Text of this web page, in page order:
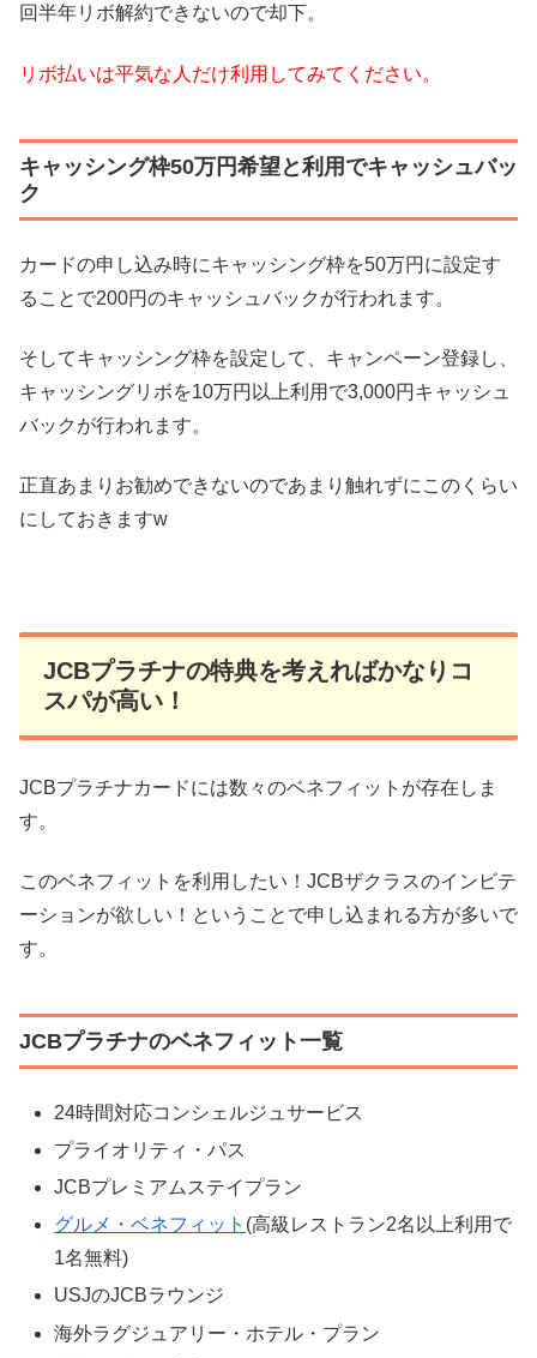
回半年リボ解約できないので却下。
リボ払いは平気な人だけ利用してみてください。
キャッシング枠50万円希望と利用でキャッシュバッ
ク
カードの申し込み時にキャッシング枠を50万円に設定す
ることで200円のキャッシュバックが行われます。
そしてキャッシング枠を設定して、キャンペーン登録し、
キャッシングリボを10万円以上利用で3,000円キャッシュ
バックが行われます。
正直あまりお勧めできないのであまり触れずにこのくらい
にしておきますw
JCBプラチナの特典を考えればかなりコ
スパが高い！
JCBプラチナカードには数々のベネフィットが存在しま
す。
このベネフィットを利用したい！JCBザクラスのインビテ
ーションが欲しい！ということで申し込まれる方が多いで
す。
JCBプラチナのベネフィット一覧
24時間対応コンシェルジュサービス
プライオリティ・パス
JCBプレミアムステイプラン
グルメ・ベネフィット (高級レストラン2名以上利用で
1名無料)
USJのJCBラウンジ
海外ラグジュアリー・ホテル・プラン